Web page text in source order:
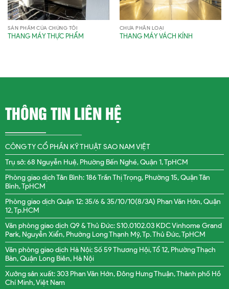
SẢN PHẨM CỦA CHÚNG TÔI
THANG MÁY THỰC PHẨM
CHƯA PHÂN LOẠI
THANG MÁY VÁCH KÍNH
THÔNG TIN LIÊN HỆ
CÔNG TY CỔ PHẦN KỸ THUẬT SAO NAM VIỆT
Trụ sở: 68 Nguyễn Huệ, Phường Bến Nghé, Quận 1, TpHCM
Phòng giao dịch Tân Bình: 186 Trần Thị Trọng, Phường 15, Quận Tân
Bình, TpHCM
Phòng giao dịch Quận 12: 35/6 & 35/10/10(8/3A) Phan Văn Hớn, Quận
12, Tp.HCM
Văn phòng giao dịch Q9 & Thủ Đức: S10.0102.03 KDC Vinhome Grand
Park, Nguyễn Xiển, Phường Long Thạnh Mỹ, Tp. Thủ Đức, TpHCM
Văn phòng giao dịch Hà Nội: Số 59 Thương Hội, Tổ 12, Phường Thạch
Bàn, Quận Long Biên, Hà Nội
Xưởng sản xuất: 303 Phan Văn Hớn, Đông Hưng Thuận, Thành phố Hồ
Chí Minh, Việt Nam